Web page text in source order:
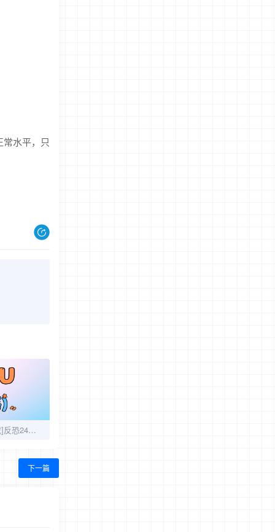
水平，只
[在线观看+迅雷下载]反恐24小时第六季第8.9集
下一篇